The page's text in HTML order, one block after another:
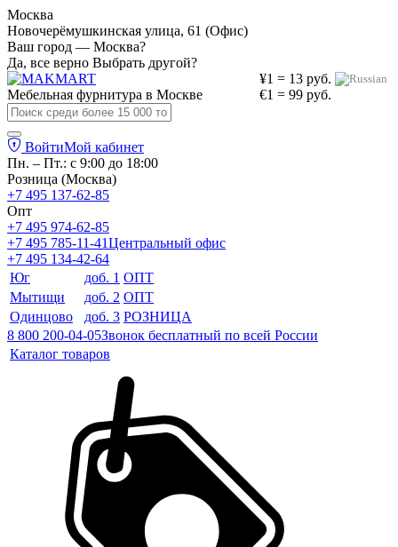
Москва
Новочерёмушкинская улица, 61 (Офис)
Ваш город — Москва?
Да, все верно Выбрать другой?
¥1 = 13 руб.
€1 = 99 руб.
Мебельная фурнитура в Москве
ВойтиМой кабинет
Пн. – Пт.: с 9:00 до 18:00
Розница (Москва)
+7 495 137-62-85
Опт
+7 495 974-62-85
+7 495 785-11-41Центральный офис
+7 495 134-42-64
Юг
доб. 1 ОПТ
Мытищи
доб. 2 ОПТ
Одинцово
доб. 3 РОЗНИЦА
8 800 200-04-05Звонок бесплатный по всей России
Каталог товаров